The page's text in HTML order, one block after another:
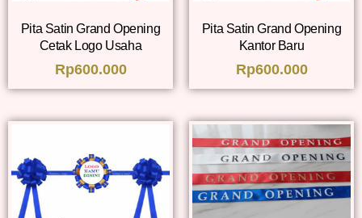
Pita Satin Grand Opening
Cetak Logo Usaha
Rp600.000
Pita Satin Grand Opening
Kantor Baru
Rp600.000